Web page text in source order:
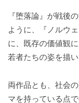
『堕落論』が戦後
ように、『ノルウ
に、既存の価値観
若者たちの姿を描い
両作品とも、社会
マを持っている点